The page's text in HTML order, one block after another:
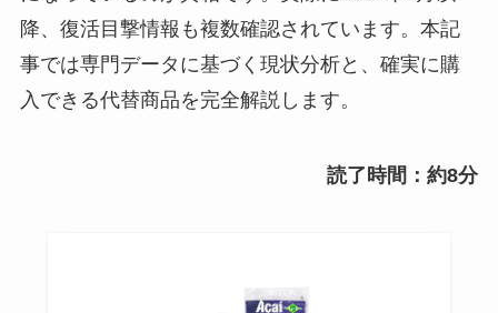
降、復活目撃情報も複数確認されています。本記
事では専門データに基づく現状分析と、確実に購
入できる代替商品を完全解説します。
読了時間：約8分